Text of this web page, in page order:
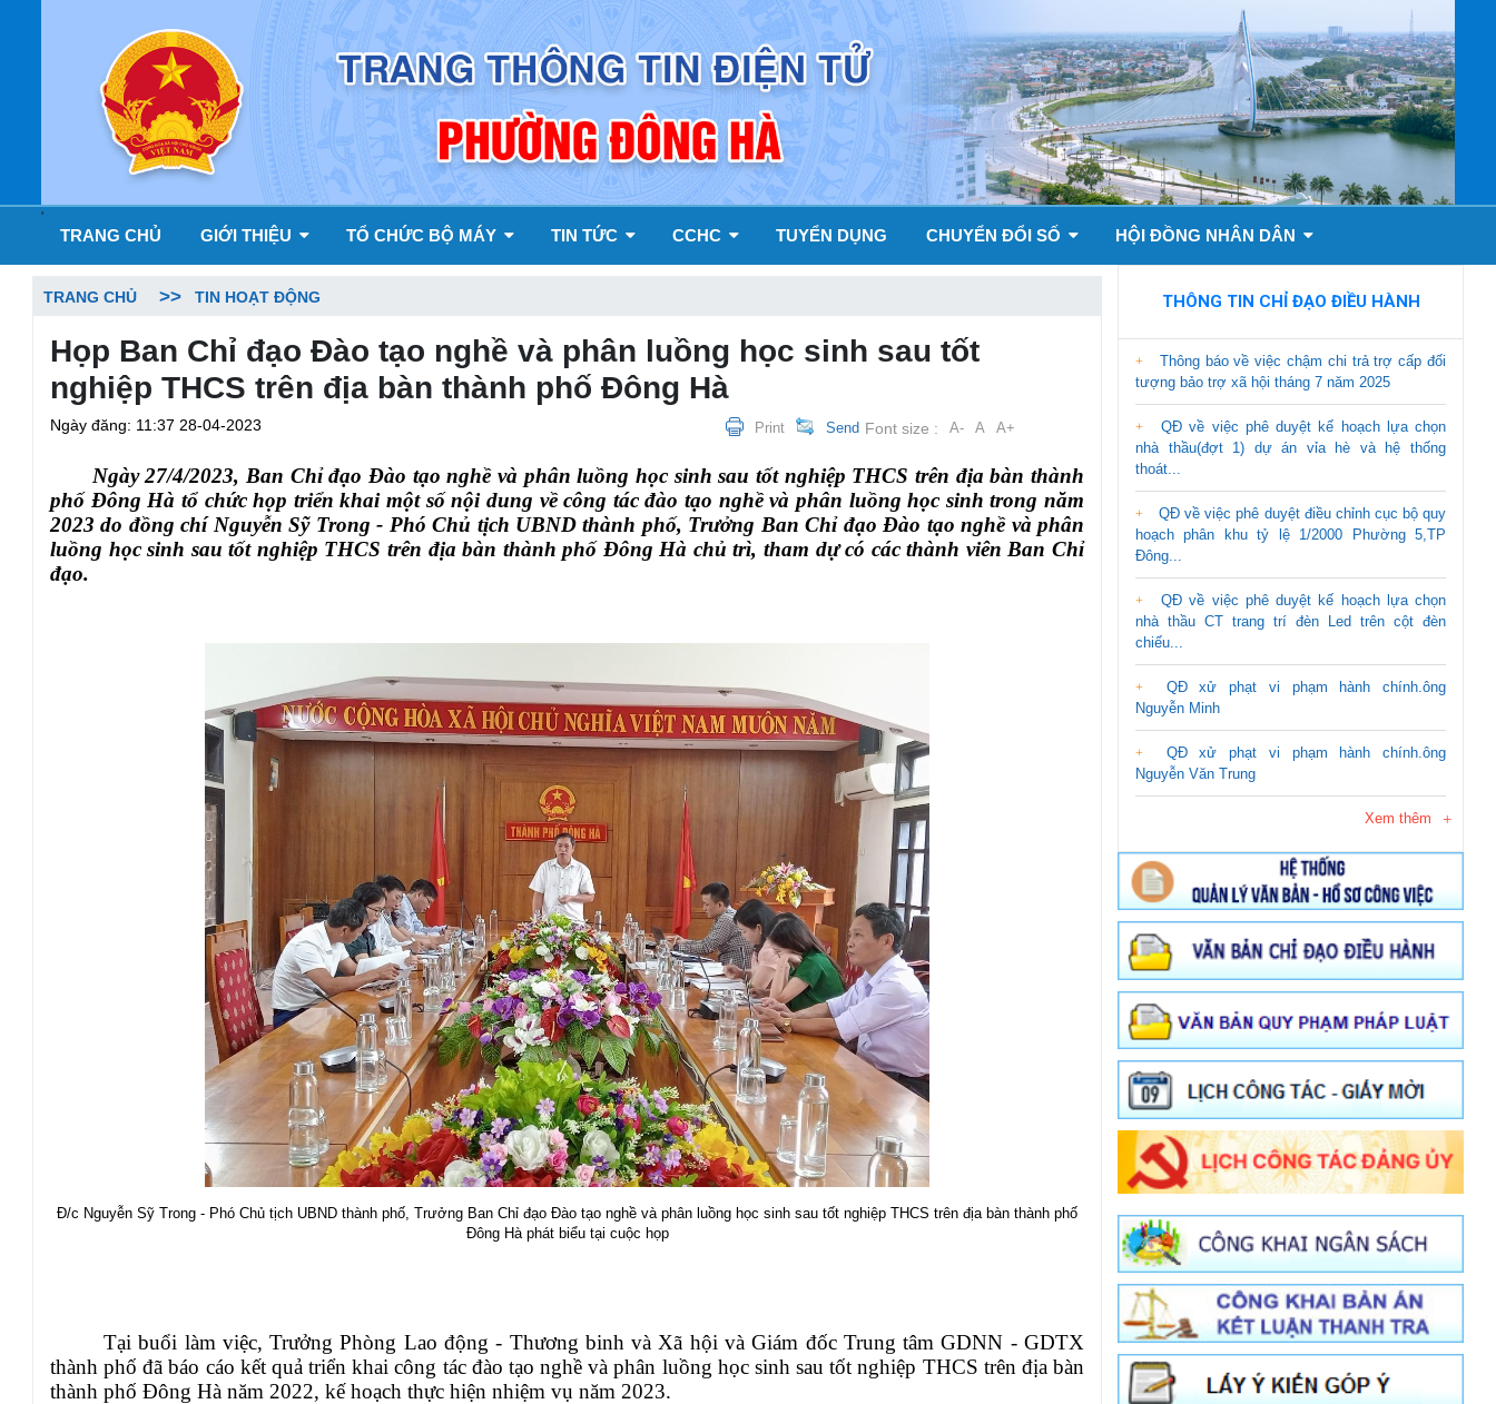
'
TRANG CHỦ GIỚI THIỆU TỔ CHỨC BỘ MÁY TIN TỨC CCHC TUYỂN DỤNG CHUYỂN ĐỔI SỐ HỘI ĐỒNG NHÂN DÂN
TRANG CHỦ TIN HOẠT ĐỘNG
Họp Ban Chỉ đạo Đào tạo nghề và phân luồng học sinh sau tốt
nghiệp THCS trên địa bàn thành phố Đông Hà
Ngày đăng: 11:37 28-04-2023 Print Send Font size : A- A A+
Ngày 27/4/2023, Ban Chỉ đạo Đào tạo nghề và phân luồng học sinh sau tốt nghiệp THCS trên địa bàn thành
phố Đông Hà tổ chức họp triển khai một số nội dung về công tác đào tạo nghề và phân luồng học sinh trong năm
2023 do đồng chí Nguyễn Sỹ Trong - Phó Chủ tịch UBND thành phố, Trưởng Ban Chỉ đạo Đào tạo nghề và phân
luồng học sinh sau tốt nghiệp THCS trên địa bàn thành phố Đông Hà chủ trì, tham dự có các thành viên Ban Chỉ
đạo.
Đ/c Nguyễn Sỹ Trong - Phó Chủ tịch UBND thành phố, Trưởng Ban Chỉ đạo Đào tạo nghề và phân luồng học sinh sau tốt nghiệp THCS trên địa bàn thành phố
Đông Hà phát biểu tại cuộc họp
Tại buổi làm việc, Trưởng Phòng Lao động - Thương binh và Xã hội và Giám đốc Trung tâm GDNN - GDTX
thành phố đã báo cáo kết quả triển khai công tác đào tạo nghề và phân luồng học sinh sau tốt nghiệp THCS trên địa bàn
thành phố Đông Hà năm 2022, kế hoạch thực hiện nhiệm vụ năm 2023.
THÔNG TIN CHỈ ĐẠO ĐIỀU HÀNH
Thông báo về việc chậm chi trả trợ cấp đối
tượng bảo trợ xã hội tháng 7 năm 2025
QĐ về việc phê duyệt kế hoạch lựa chọn
nhà thầu(đợt 1) dự án vỉa hè và hệ thống
thoát...
QĐ về việc phê duyệt điều chỉnh cục bộ quy
hoạch phân khu tỷ lệ 1/2000 Phường 5,TP
Đông...
QĐ về việc phê duyệt kế hoạch lựa chọn
nhà thầu CT trang trí đèn Led trên cột đèn
chiếu...
QĐ xử phạt vi phạm hành chính.ông
Nguyễn Minh
QĐ xử phạt vi phạm hành chính.ông
Nguyễn Văn Trung
Xem thêm